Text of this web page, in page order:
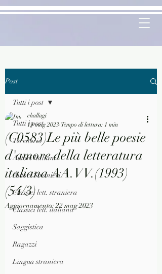
Post
Tutti i post
Territorio
Autori Italiani
Autori Stranieri
Classici lett. straniera
Classici lett. italiana
Saggistica
Ragazzi
Lingua straniera
Tutti i post
(C0583)Le più belle poesie
d'amore della letteratura
italiana AA.VV.(1993)
(54/3)
challagi
19 mag 2023 Tempo di lettura: 1 min
Aggiornamento:22 mag 2023